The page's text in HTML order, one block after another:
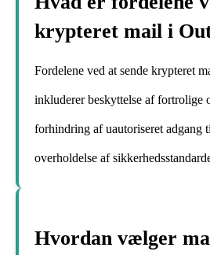
krypteret mail i
Fordelene ved at sende krypteret
inkluderer beskyttelse af fortrolige
forhindring af uautoriseret adgang
overholdelse af
Hvordan vælger